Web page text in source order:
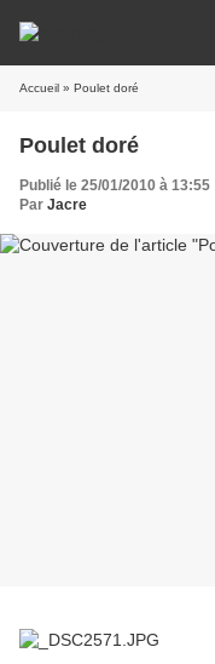
Accueil » Poulet doré
Poulet doré
Publié le 25/01/2010 à 13:55
Par Jacre